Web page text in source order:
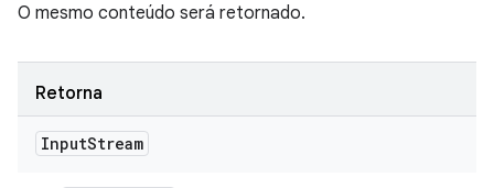
O mesmo conteúdo será retornado.
Retorna
InputStream